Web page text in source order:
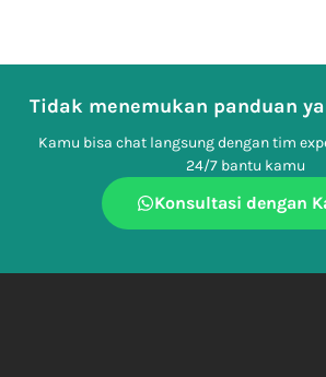
Tidak menemukan panduan
Kamu bisa chat langsung dengan tim
24/7 bantu kamu
Konsultasi dengan